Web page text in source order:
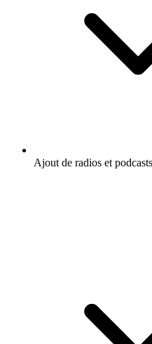
Ajout de radios et